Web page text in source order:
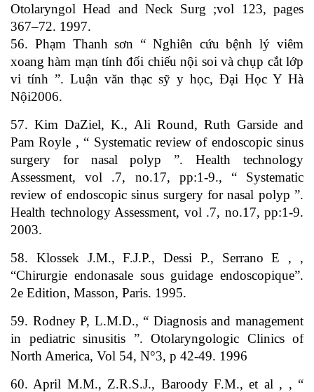
Otolaryngol Head and Neck Surg ;vol 123, pages
367–72. 1997.
56. Phạm Thanh sơn “ Nghiên cứu bệnh lý viêm
xoang hàm mạn tính đối chiếu nội soi và chụp cắt lớp
vi tính ”. Luận văn thạc sỹ y học, Đại Học Y Hà
Nội2006.
57. Kim DaZiel, K., Ali Round, Ruth Garside and
Pam Royle , “ Systematic review of endoscopic sinus
surgery for nasal polyp ”. Health technology
Assessment, vol .7, no.17, pp:1-9., “ Systematic
review of endoscopic sinus surgery for nasal polyp ”.
Health technology Assessment, vol .7, no.17, pp:1-9.
2003.
58. Klossek J.M., F.J.P., Dessi P., Serrano E , ,
“Chirurgie endonasale sous guidage endoscopique”.
2e Edition, Masson, Paris. 1995.
59. Rodney P, L.M.D., “ Diagnosis and management
in pediatric sinusitis ”. Otolaryngologic Clinics of
North America, Vol 54, N°3, p 42-49. 1996
60. April M.M., Z.R.S.J., Baroody F.M., et al , , “